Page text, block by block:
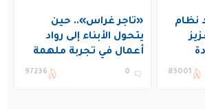
نظام
83001
«تاجر غراس».. حين
يتحول الأبناء إلى رواد
أعمال في تجربة ملهمة
بنادي غراس الصيفي
0
97236